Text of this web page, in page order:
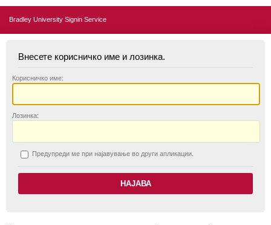
Bradley University Signin Service
Внесете корисничко име и лозинка.
Корисничко име:
Лозинка:
Предупреди ме при најавување во други апликации.